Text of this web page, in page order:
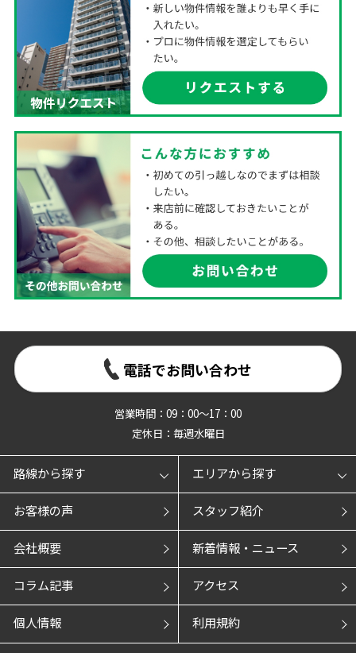
電話でお問い合わせ
営業時間：09：00～17：00
定休日：毎週水曜日
路線から探す エリアから探す
お客様の声 スタッフ紹介
会社概要 新着情報・ニュース
コラム記事 アクセス
個人情報 利用規約